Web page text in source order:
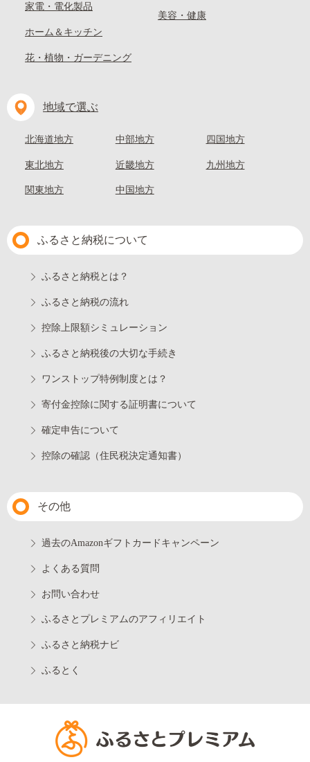
家電・電化製品
ホーム＆キッチン
花・植物・ガーデニング
美容・健康
地域で選ぶ
北海道地方
東北地方
関東地方
中部地方
近畿地方
中国地方
四国地方
九州地方
ふるさと納税について
ふるさと納税とは？
ふるさと納税の流れ
控除上限額シミュレーション
ふるさと納税後の大切な手続き
ワンストップ特例制度とは？
寄付金控除に関する証明書について
確定申告について
控除の確認（住民税決定通知書）
その他
過去のAmazonギフトカードキャンペーン
よくある質問
お問い合わせ
ふるさとプレミアムのアフィリエイト
ふるさと納税ナビ
ふるとく